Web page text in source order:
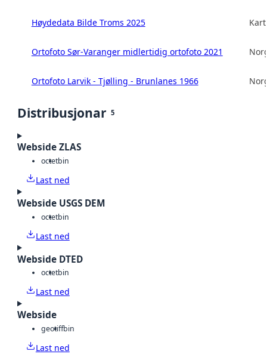
Høydedata Bilde Troms 2025
Ortofoto Sør-Varanger midlertidig ortofoto 2021
Ortofoto Larvik - Tjølling - Brunlanes 1966
Distribusjonar 5
Webside ZLAS
octetbin
Last ned
Webside USGS DEM
octetbin
Last ned
Webside DTED
octetbin
Last ned
Webside
geotiffbin
Last ned